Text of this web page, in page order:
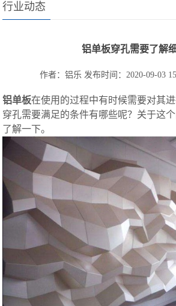
行业动态
铝单板穿孔需要了解
作者：铝乐 发布时间：2020-09-03
铝单板在使用的过程中有时候需要对其
穿孔需要满足的条件有哪些呢？关于这
了解一下。